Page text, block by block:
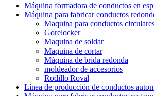
Máquina formadora de conductos en
Máquina para fabricar conductos
Maquina para conductos
Gorelocker
Maquina de soldar
Maquina de cortar
Máquina de brida redonda
moldeador de accesorios
Rodillo Roval
Línea de producción de conductos